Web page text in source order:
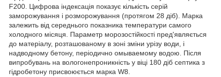
F200. Цифрова індексація показує кількість серій
заморожування і розморожування (протягом 28 діб). Марка
залежить від середнього показника температури самого
холодного місяця. Параметр морозостійкості пред'являється
до матеріалу, розташованому в зоні зміни урізу води, і
надводному бетону, періодично омываемому водою. Після
випробувань на вологонепроникність у віці 180 діб септика з
гідробетону присвоюється марка W8.